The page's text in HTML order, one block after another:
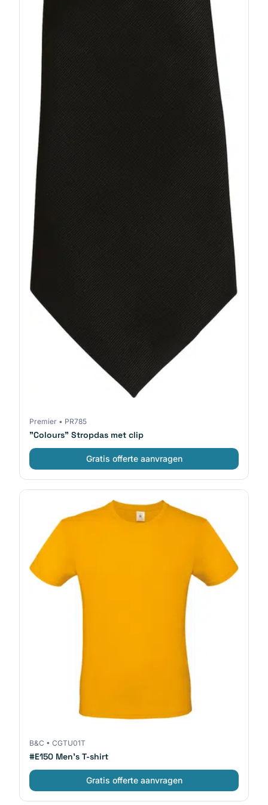
Premier • PR785
"Colours" Stropdas met clip
Gratis offerte aanvragen
B&C • CGTU01T
#E150 Men's T-shirt
Gratis offerte aanvragen